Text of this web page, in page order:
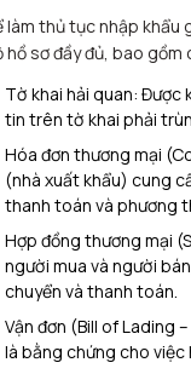
làm thủ tục nhập khẩu
hồ sơ đầy đủ, bao
Tờ khai hải quan: Được
tin trên tờ khai phải
Hóa đơn thương mại
(nhà xuất khẩu) cung
thanh toán và phương
Hợp đồng thương mại
người mua và người
chuyển và thanh toán.
Vận đơn (Bill of Lading
là bằng chứng cho việc